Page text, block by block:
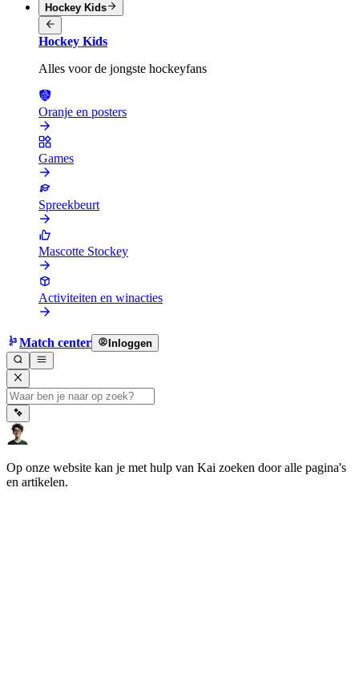
Hockey Kids
Hockey Kids
Alles voor de jongste hockeyfans
Oranje en posters
Games
Spreekbeurt
Mascotte Stockey
Activiteiten en winacties
Match center Inloggen
Op onze website kan je met hulp van Kai zoeken door alle pagina's
en artikelen.